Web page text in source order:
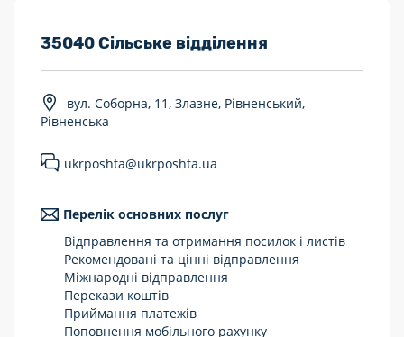
Розклад роботи:
Працюють після 19:00
Укрпошта Експрес/тариф «Пріоритетний»
Укрпошта Стандарт/тариф «Базовий»
Доставка за межі України
35040 Сільське відділення
вул. Соборна, 11, Злазне, Рівненський,
Рівненська
ukrposhta@ukrposhta.ua
Перелік основних послуг
Відправлення та отримання посилок і листів
Рекомендовані та цінні відправлення
Міжнародні відправлення
Перекази коштів
Приймання платежів
Поповнення мобільного рахунку